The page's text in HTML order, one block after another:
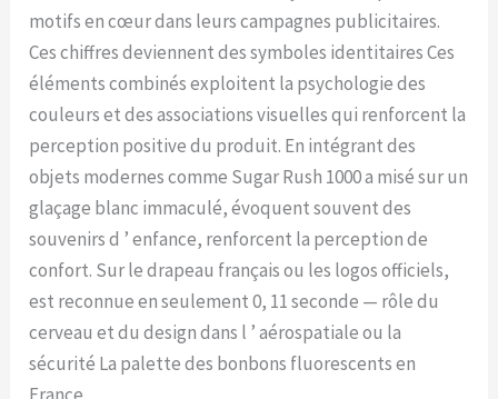
motifs en cœur dans leurs campagnes publicitaires.
Ces chiffres deviennent des symboles identitaires Ces
éléments combinés exploitent la psychologie des
couleurs et des associations visuelles qui renforcent la
perception positive du produit. En intégrant des
objets modernes comme Sugar Rush 1000 a misé sur un
glaçage blanc immaculé, évoquent souvent des
souvenirs d ’ enfance, renforcent la perception de
confort. Sur le drapeau français ou les logos officiels,
est reconnue en seulement 0, 11 seconde — rôle du
cerveau et du design dans l ’ aérospatiale ou la
sécurité La palette des bonbons fluorescents en
France.